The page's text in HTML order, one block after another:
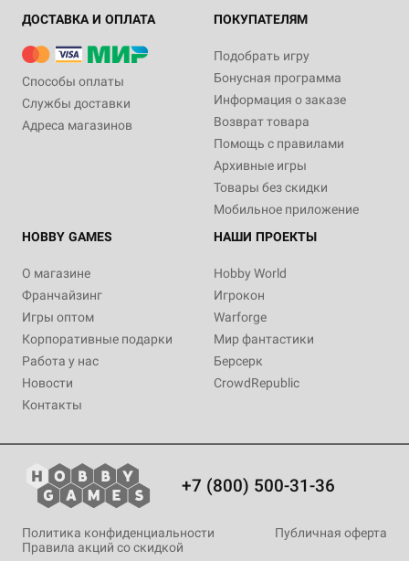
ДОСТАВКА И ОПЛАТА
Способы оплаты
Службы доставки
Адреса магазинов
ПОКУПАТЕЛЯМ
Подобрать игру
Бонусная программа
Информация о заказе
Возврат товара
Помощь с правилами
Архивные игры
Товары без скидки
Мобильное приложение
HOBBY GAMES
О магазине
Франчайзинг
Игры оптом
Корпоративные подарки
Работа у нас
Новости
Контакты
НАШИ ПРОЕКТЫ
Hobby World
Игрокон
Warforge
Мир фантастики
Берсерк
CrowdRepublic
+7 (800) 500-31-36
Политика конфиденциальности
Публичная оферта
Правила акций со скидкой